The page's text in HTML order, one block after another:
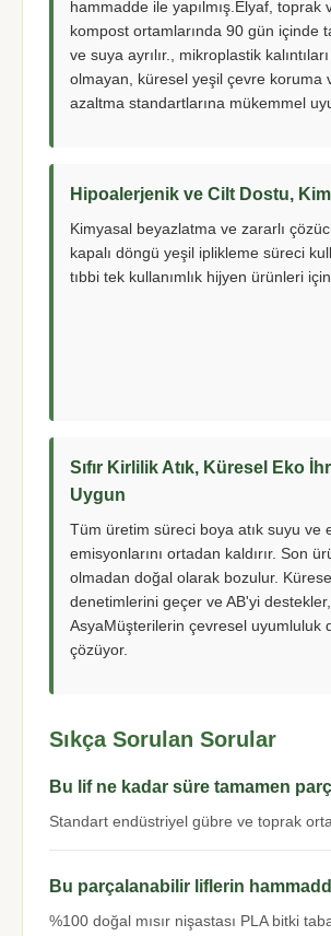
hammadde ile yapılmış.Elyaf, toprak
kompost ortamlarında 90 gün içinde
ve suya ayrılır., mikroplastik
olmayan, küresel yeşil çevre koruma
azaltma standartlarına mükemmel
Hipoalerjenik ve Cilt Dostu,
Kimyasal beyazlatma ve zararlı
kapalı döngü yeşil iplikleme süreci
tıbbi tek kullanımlık hijyen ürünleri
Sıfır Kirlilik Atık, Küresel Eko
Uygun
Tüm üretim süreci boya atık suyu ve
emisyonlarını ortadan kaldırır. Son
olmadan doğal olarak bozulur.
denetimlerini geçer ve AB'yi
AsyaMüşterilerin çevresel uyumluluk
çözüyor.
Sıkça Sorulan Sorular
Bu lif ne kadar süre tamamen
Standart endüstriyel gübre ve toprak
Bu parçalanabilir liflerin
%100 doğal mısır nişastası PLA bitki